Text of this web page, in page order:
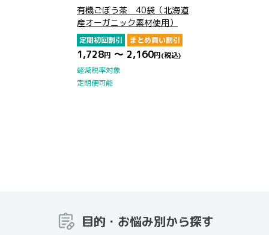
有機ごぼう茶 40袋（北海道
産オーガニック素材使用）
定期初回割引 まとめ買い割引
1,728円 ～ 2,160円(税込)
軽減税率対象
定期便可能
目的・お悩み別から探す